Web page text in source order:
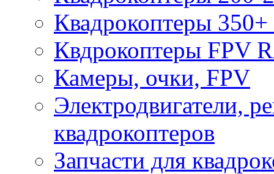
Квадрокоптеры 350+
Квдрокоптеры FPV
Камеры, очки, FPV
Электродвигатели,
квадрокоптеров
Запчасти для